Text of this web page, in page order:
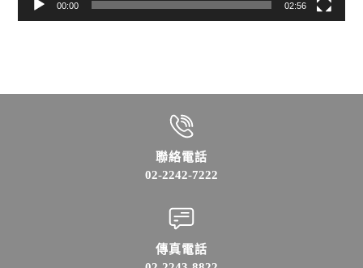
00:00 02:56
聯絡電話
02-2242-7222
傳真電話